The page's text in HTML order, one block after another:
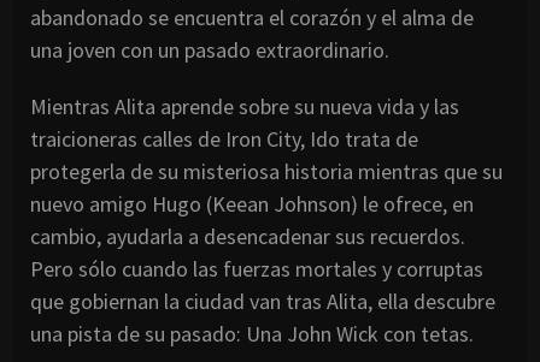
abandonado se encuentra el corazón y el alma de
una joven con un pasado extraordinario.
Mientras Alita aprende sobre su nueva vida y las
traicioneras calles de Iron City, Ido trata de
protegerla de su misteriosa historia mientras que su
nuevo amigo Hugo (Keean Johnson) le ofrece, en
cambio, ayudarla a desencadenar sus recuerdos.
Pero sólo cuando las fuerzas mortales y corruptas
que gobiernan la ciudad van tras Alita, ella descubre
una pista de su pasado: Una John Wick con tetas.